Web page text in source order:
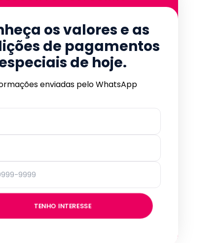
os valores e as
de pagamentos
de hoje.
enviadas pelo WhatsApp
TENHO INTERESSE